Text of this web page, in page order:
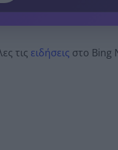
τις ειδήσεις στο Bing